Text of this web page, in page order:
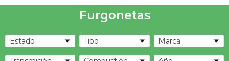
Furgonetas
Estado Tipo Marca